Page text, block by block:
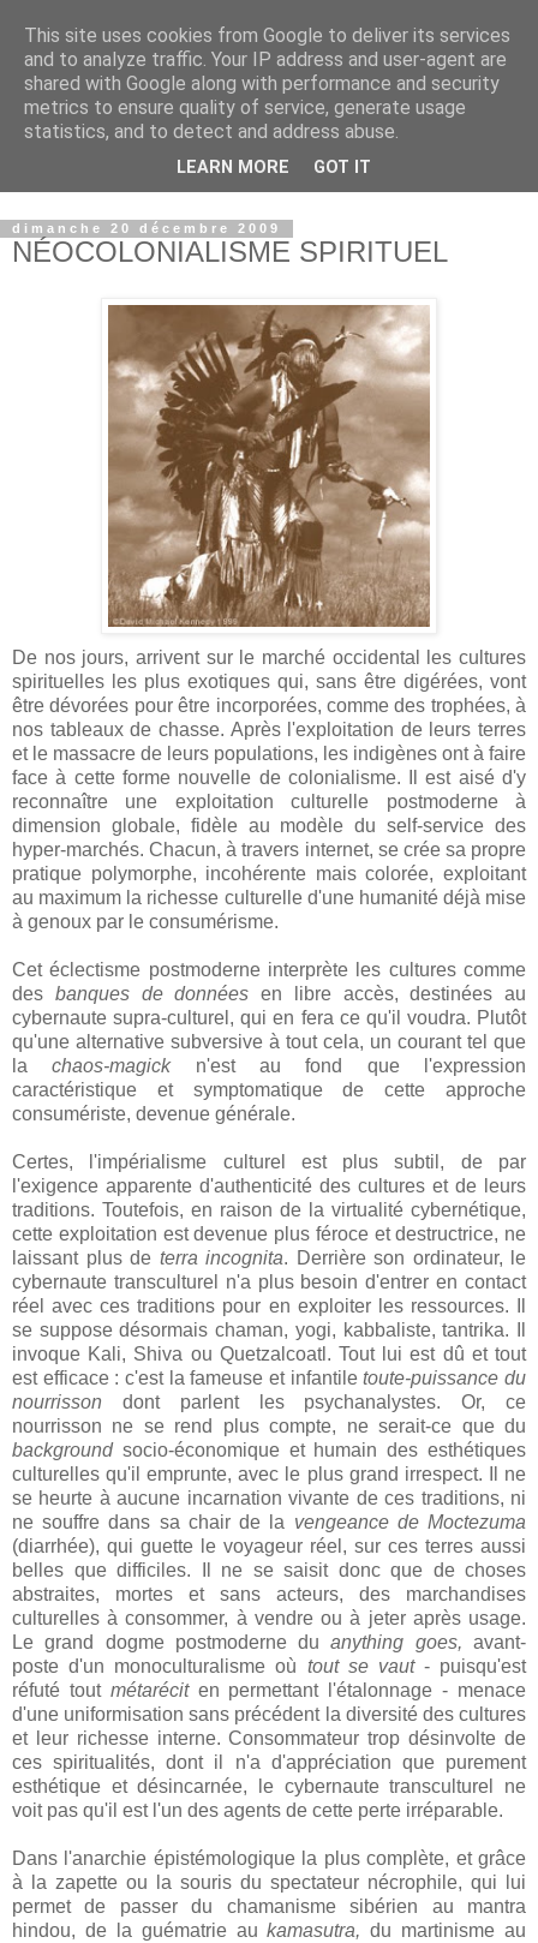
© copyright Jean-Luc Colnot, 2007-2026.
dimanche 20 décembre 2009
NÉOCOLONIALISME SPIRITUEL
De nos jours, arrivent sur le marché occidental les cultures
spirituelles les plus exotiques qui, sans être digérées, vont
être dévorées pour être incorporées, comme des trophées, à
nos tableaux de chasse. Après l'exploitation de leurs terres
et le massacre de leurs populations, les indigènes ont à faire
face à cette forme nouvelle de colonialisme. Il est aisé d'y
reconnaître une exploitation culturelle postmoderne à
dimension globale, fidèle au modèle du self-service des
hyper-marchés. Chacun, à travers internet, se crée sa propre
pratique polymorphe, incohérente mais colorée, exploitant
au maximum la richesse culturelle d'une humanité déjà mise
à genoux par le consumérisme.
Cet éclectisme postmoderne interprète les cultures comme
des banques de données en libre accès, destinées au
cybernaute supra-culturel, qui en fera ce qu'il voudra. Plutôt
qu'une alternative subversive à tout cela, un courant tel que
lachaos-magickn'est au fond que l'expression
caractéristique et symptomatique de cette approche
consumériste, devenue générale.
Certes, l'impérialisme culturel est plus subtil, de par
l'exigence apparente d'authenticité des cultures et de leurs
traditions. Toutefois, en raison de la virtualité cybernétique,
cette exploitation est devenue plus féroce et destructrice, ne
laissant plus de terra incognita. Derrière son ordinateur, le
cybernaute transculturel n'a plus besoin d'entrer en contact
réel avec ces traditions pour en exploiter les ressources. Il
se suppose désormais chaman, yogi, kabbaliste, tantrika. Il
invoque Kali, Shiva ou Quetzalcoatl. Tout lui est dû et tout
est efficace : c'est la fameuse et infantiletoute-puissance du
nourrisson dont parlent les psychanalystes. Or, ce
nourrisson ne se rend plus compte, ne serait-ce que du
backgroundsocio-économique et humain des esthétiques
culturelles qu'il emprunte, avec le plus grand irrespect. Il ne
se heurte à aucune incarnation vivante de ces traditions, ni
ne souffre dans sa chair de la vengeance de Moctezuma
(diarrhée), qui guette le voyageur réel, sur ces terres aussi
belles que difficiles. Il ne se saisit donc que de choses
abstraites, mortes et sans acteurs, des marchandises
culturelles à consommer, à vendre ou à jeter après usage.
Le grand dogme postmoderne duanything goes,avant-
poste d'un monoculturalisme où tout se vaut- puisqu'est
réfuté tout métaréciten permettant l'étalonnage - menace
d'une uniformisation sans précédent la diversité des cultures
et leur richesse interne. Consommateur trop désinvolte de
ces spiritualités, dont il n'a d'appréciation que purement
esthétique et désincarnée, le cybernaute transculturel ne
voit pas qu'il est l'un des agents de cette perte irréparable.
Dans l'anarchie épistémologique la plus complète, et grâce
à la zapette ou la souris du spectateur nécrophile, qui lui
permet de passer du chamanisme sibérien au mantra
hindou, de la guématrie aukamasutra, du martinisme au
This site uses cookies from Google to deliver its services
and to analyze traffic. Your IP address and user-agent are
shared with Google along with performance and security
metrics to ensure quality of service, generate usage
statistics, and to detect and address abuse.
LEARN MORE GOT IT